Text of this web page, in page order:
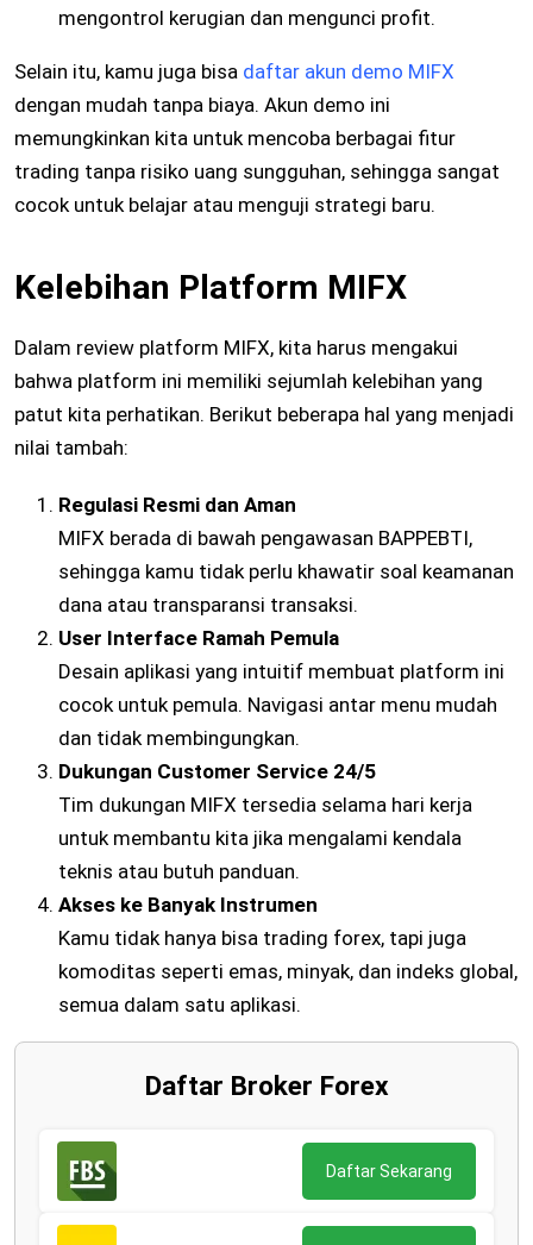
mengontrol kerugian dan mengunci profit.
Selain itu, kamu juga bisa daftar akun demo MIFX
dengan mudah tanpa biaya. Akun demo ini
memungkinkan kita untuk mencoba berbagai fitur
trading tanpa risiko uang sungguhan, sehingga sangat
cocok untuk belajar atau menguji strategi baru.
Kelebihan Platform MIFX
Dalam review platform MIFX, kita harus mengakui
bahwa platform ini memiliki sejumlah kelebihan yang
patut kita perhatikan. Berikut beberapa hal yang menjadi
nilai tambah:
Regulasi Resmi dan Aman
MIFX berada di bawah pengawasan BAPPEBTI,
sehingga kamu tidak perlu khawatir soal keamanan
dana atau transparansi transaksi.
User Interface Ramah Pemula
Desain aplikasi yang intuitif membuat platform ini
cocok untuk pemula. Navigasi antar menu mudah
dan tidak membingungkan.
Dukungan Customer Service 24/5
Tim dukungan MIFX tersedia selama hari kerja
untuk membantu kita jika mengalami kendala
teknis atau butuh panduan.
Akses ke Banyak Instrumen
Kamu tidak hanya bisa trading forex, tapi juga
komoditas seperti emas, minyak, dan indeks global,
semua dalam satu aplikasi.
Daftar Broker Forex
Daftar Sekarang